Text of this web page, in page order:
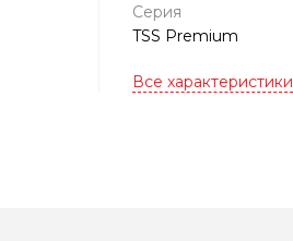
Серия
TSS Premium
Все характеристики